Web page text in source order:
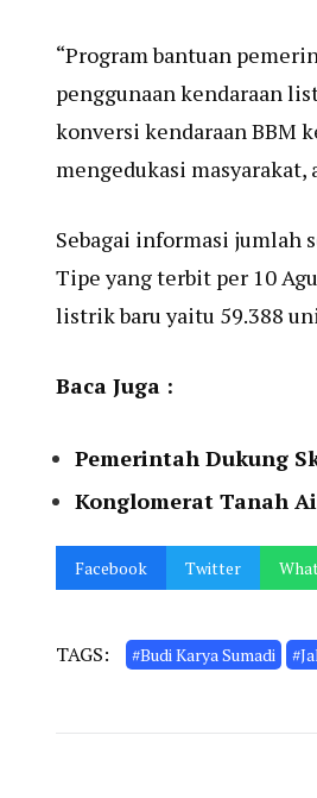
“Program bantuan
penggunaan kendaraan
konversi kendaraan BBM
mengedukasi
Sebagai informasi jumlah
Tipe yang terbit per 10
listrik baru yaitu 59.388
Baca Juga :
Pemerintah Dukung
Konglomerat Tanah
Facebook Twitter
TAGS: #Budi Karya Sumadi